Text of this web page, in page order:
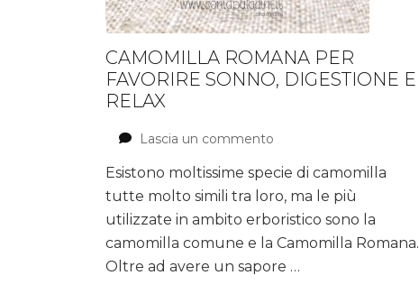
CAMOMILLA ROMANA PER
FAVORIRE SONNO, DIGESTIONE E
RELAX
Lascia un commento
Romana
per
favorire
Sonno,
Digestione
e
Esistono moltissime specie di camomilla
tutte molto simili tra loro, ma le più
utilizzate in ambito erboristico sono la
camomilla comune e la Camomilla Romana.
Oltre ad avere un sapore …